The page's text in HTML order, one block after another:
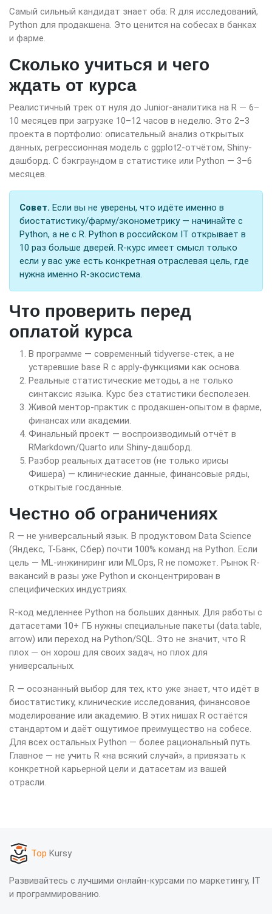
Самый сильный кандидат знает оба: R для исследований,
Python для продакшена. Это ценится на собесах в банках
и фарме.
Сколько учиться и чего
ждать от курса
Реалистичный трек от нуля до Junior-аналитика на R — 6–
10 месяцев при загрузке 10–12 часов в неделю. Это 2–3
проекта в портфолио: описательный анализ открытых
данных, регрессионная модель с ggplot2-отчётом, Shiny-
дашборд. С бэкграундом в статистике или Python — 3–6
месяцев.
Совет. Если вы не уверены, что идёте именно в
биостатистику/фарму/эконометрику — начинайте с
Python, а не с R. Python в российском IT открывает в
10 раз больше дверей. R-курс имеет смысл только
если у вас уже есть конкретная отраслевая цель, где
нужна именно R-экосистема.
Что проверить перед
оплатой курса
В программе — современный tidyverse-стек, а не
устаревшие base R с apply-функциями как основа.
Реальные статистические методы, а не только
синтаксис языка. Курс без статистики бесполезен.
Живой ментор-практик с продакшен-опытом в фарме,
финансах или академии.
Финальный проект — воспроизводимый отчёт в
RMarkdown/Quarto или Shiny-дашборд.
Разбор реальных датасетов (не только ирисы
Фишера) — клинические данные, финансовые ряды,
открытые госданные.
Честно об ограничениях
R — не универсальный язык. В продуктовом Data Science
(Яндекс, Т-Банк, Сбер) почти 100% команд на Python. Если
цель — ML-инжиниринг или MLOps, R не поможет. Рынок R-
вакансий в разы уже Python и сконцентрирован в
специфических индустриях.
R-код медленнее Python на больших данных. Для работы с
датасетами 10+ ГБ нужны специальные пакеты (data.table,
arrow) или переход на Python/SQL. Это не значит, что R
плох — он хорош для своих задач, но плох для
универсальных.
R — осознанный выбор для тех, кто уже знает, что идёт в
биостатистику, клинические исследования, финансовое
моделирование или академию. В этих нишах R остаётся
стандартом и даёт ощутимое преимущество на собесе.
Для всех остальных Python — более рациональный путь.
Главное — не учить R «на всякий случай», а привязать к
конкретной карьерной цели и датасетам из вашей
отрасли.
Top Kursy
Развивайтесь с лучшими онлайн-курсами по маркетингу, IT
и программированию.